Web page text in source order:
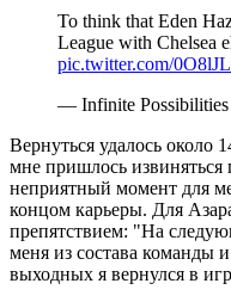
To think that Eden
League with Chelsea
pic.twitter.com/
— Infinite Possibilities
Вернуться удалось около
мне пришлось
неприятный момент для
концом карьеры. Для
препятствием: "На
меня из состава команды
выходных я вернулся в